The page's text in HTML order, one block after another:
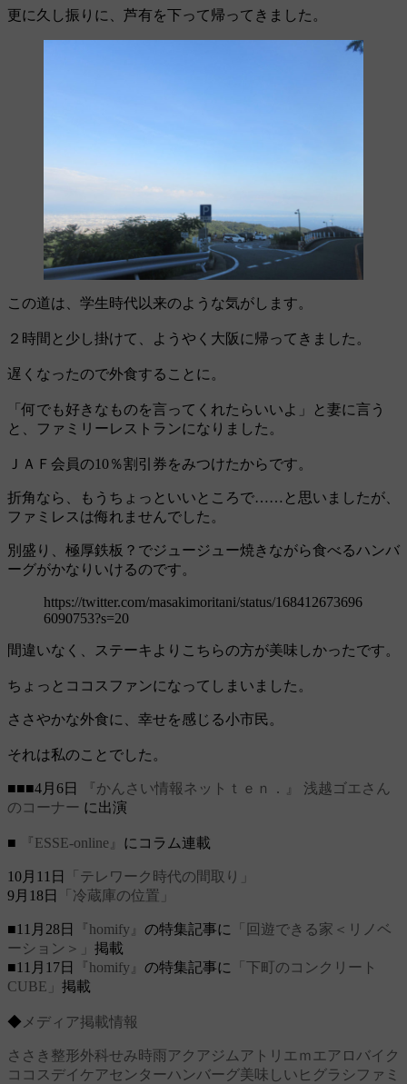
更に久し振りに、芦有を下って帰ってきました。
この道は、学生時代以来のような気がします。
２時間と少し掛けて、ようやく大阪に帰ってきました。
遅くなったので外食することに。
「何でも好きなものを言ってくれたらいいよ」と妻に言う
と、ファミリーレストランになりました。
ＪＡＦ会員の10％割引券をみつけたからです。
折角なら、もうちょっといいところで……と思いましたが、
ファミレスは侮れませんでした。
別盛り、極厚鉄板？でジュージュー焼きながら食べるハンバ
ーグがかなりいけるのです。
https://twitter.com/masakimoritani/status/168412673696
6090753?s=20
間違いなく、ステーキよりこちらの方が美味しかったです。
ちょっとココスファンになってしまいました。
ささやかな外食に、幸せを感じる小市民。
それは私のことでした。
■■■4月6日 『かんさい情報ネットｔｅｎ．』
浅越ゴエさん
のコーナー に出演
■ 『ESSE-online』 にコラム連載
10月11日
「テレワーク時代の間取り」
9月18日
「冷蔵庫の位置」
■11月28日 『homify』 の特集記事に
「回遊できる家＜リノベ
ーション＞」 掲載
■11月17日
『homify』 の特集記事に
「下町のコンクリート
CUBE」 掲載
◆ メディア掲載情報
ささき整形外科せみ時雨アクアジム アトリエｍ エアロバイク
ココス デイケアセンターハンバーグ美味しい ヒグラシ ファミ